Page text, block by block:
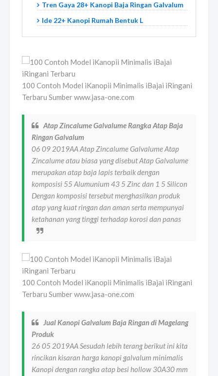
Tren Gaya 28+ Kanopi Baja Ringan Galvalum
Ide 22+ Kanopi Rumah Bentuk L
100 Contoh Model iKanopii Minimalis iBajai iRingani
Terbaru Sumber www.jasa-one.com
Atap Zincalume Galvalume Rangka Atap Baja
Ringan Galvalum
06 09 2019AA Atap Zincalume Galvalume Atap
Zincalume atau biasa yang disebut Atap Galvalume
merupakan atap baja lapis terbaik dengan
komposisi 55 Alumunium 43 5 Zinc dan 1 5 Silicon
Dengan komposisi tersebut menghasilkan produk
atap yang kuat ringan dan aman serta mempunyai
ketahanan yang tinggi terhadap korosi dan panas
100 Contoh Model iKanopii Minimalis iBajai iRingani
Terbaru Sumber www.jasa-one.com
Jual Kanopi Galvalum Baja Ringan di Magelang
Produk
26 05 2019AA Sesudah lebih terang berikut ini kita
rincikan kisaran harga kanopi galvalum minimalis
Kanopi dengan rangka atap besi hollow 30A30 mm